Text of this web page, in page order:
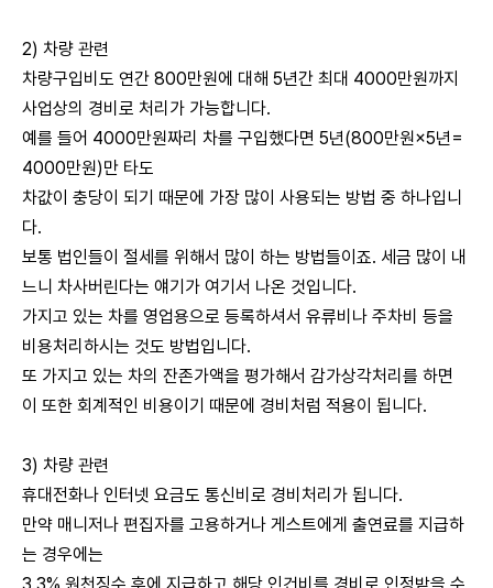
2) 차량 관련
차량구입비도 연간 800만원에 대해 5년간 최대 4000만원까지
사업상의 경비로 처리가 가능합니다.
예를 들어 4000만원짜리 차를 구입했다면 5년(800만원×5년=
4000만원)만 타도
차값이 충당이 되기 때문에 가장 많이 사용되는 방법 중 하나입니
다.
보통 법인들이 절세를 위해서 많이 하는 방법들이죠. 세금 많이 내
느니 차사버린다는 얘기가 여기서 나온 것입니다.
가지고 있는 차를 영업용으로 등록하셔서 유류비나 주차비 등을
비용처리하시는 것도 방법입니다.
또 가지고 있는 차의 잔존가액을 평가해서 감가상각처리를 하면
이 또한 회계적인 비용이기 때문에 경비처럼 적용이 됩니다.
3) 차량 관련
휴대전화나 인터넷 요금도 통신비로 경비처리가 됩니다.
만약 매니저나 편집자를 고용하거나 게스트에게 출연료를 지급하
는 경우에는